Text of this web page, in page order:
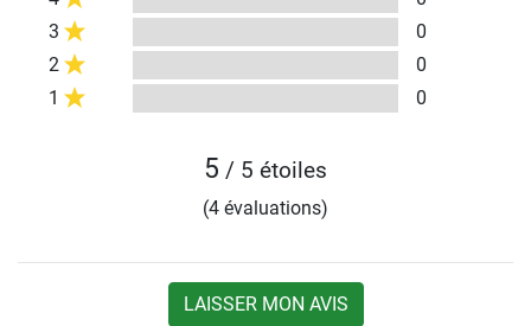
3
0
2
0
1
0
5 / 5 étoiles
(4 évaluations)
LAISSER MON AVIS